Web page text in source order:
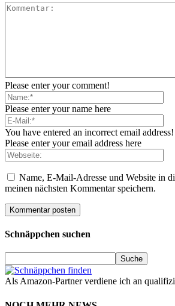
Please enter your comment!
Please enter your name here
You have entered an incorrect email address!
Please enter your email address here
Name, E-Mail-Adresse und Website in
meinen nächsten Kommentar speichern.
Schnäppchen suchen
Als Amazon-Partner verdiene ich an